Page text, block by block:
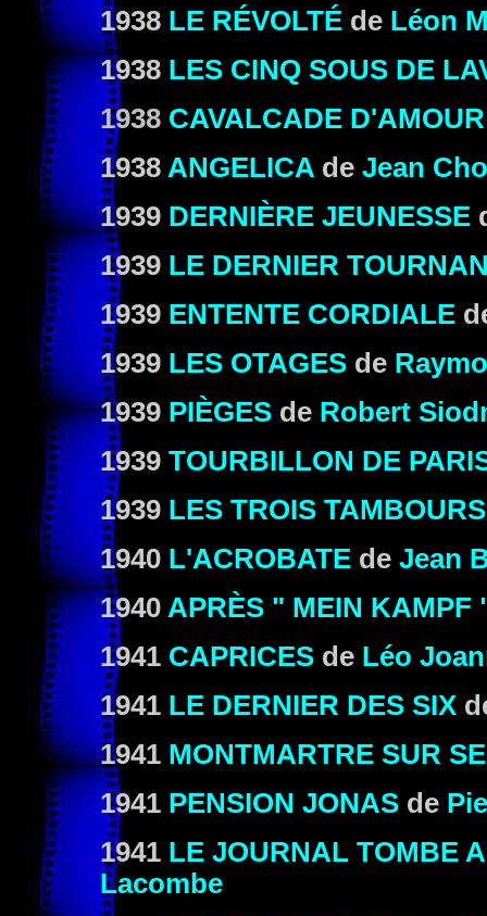
1938 LE RÉVOLTÉ de Léon
1938 LES CINQ SOUS DE
1938 CAVALCADE D'AMOUR
1938 ANGELICA de Jean
1939 DERNIÈRE JEUNESSE
1939 LE DERNIER
1939 ENTENTE CORDIALE
1939 LES OTAGES de
1939 PIÈGES de Robert
1939 TOURBILLON DE
1939 LES TROIS TAMBOURS
1940 L'ACROBATE de Jean
1940 APRÈS " MEIN KAMPF
1941 CAPRICES de Léo
1941 LE DERNIER DES SIX
1941 MONTMARTRE SUR
1941 PENSION JONAS de
1941 LE JOURNAL TOMBE
Lacombe